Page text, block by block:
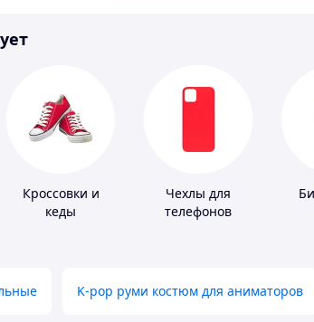
Кроссовки и
кеды
Чехлы для
телефонов
K-pop руми костюм для аниматоров